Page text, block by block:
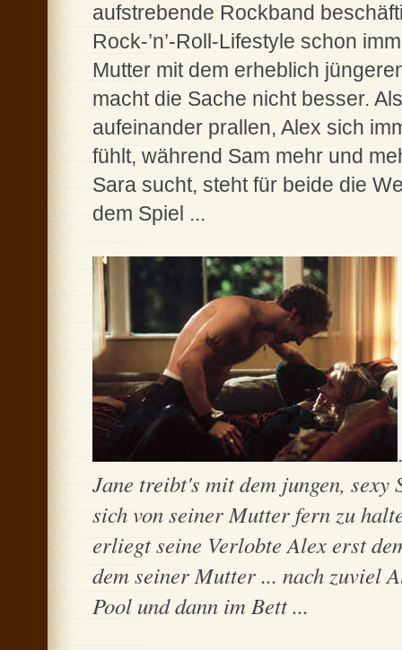
aufstrebende Rockband
Rock-’n’-Roll-Lifestyle schon
Mutter mit dem erheblich
macht die Sache nicht besser.
aufeinander prallen, Alex sich
fühlt, während Sam mehr und
Sara sucht, steht für beide die
dem Spiel ...
Jane treibt's mit dem jungen, sexy
sich von seiner Mutter fern zu
erliegt seine Verlobte Alex erst
dem seiner Mutter ... nach zuviel
Pool und dann im Bett ...